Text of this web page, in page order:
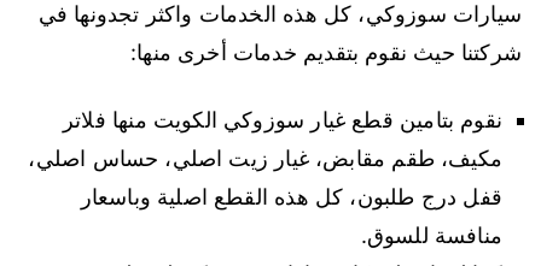
سيارات سوزوكي، كل هذه الخدمات واكثر تجدونها في
شركتنا حيث نقوم بتقديم خدمات أخرى منها:
نقوم بتامين قطع غيار سوزوكي الكويت منها فلاتر
مكيف، طقم مقابض، غيار زيت اصلي، حساس اصلي،
قفل درج طلبون، كل هذه القطع اصلية وباسعار
منافسة للسوق.